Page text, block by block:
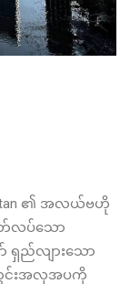
၏ အလယ်ဗဟို
တ်လပ်သော
ည်လျားသော
င်းအလှအပကို